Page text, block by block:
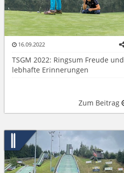
16.09.2022
TSGM 2022: Ringsum Freude und
lebhafte Erinnerungen
Zum Beitrag